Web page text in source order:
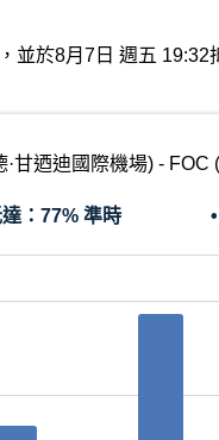
並於8月7日 週五
·甘迺迪國際機場) - FOC
： 77% 準時